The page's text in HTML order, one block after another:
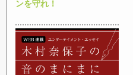
ンを守れ！